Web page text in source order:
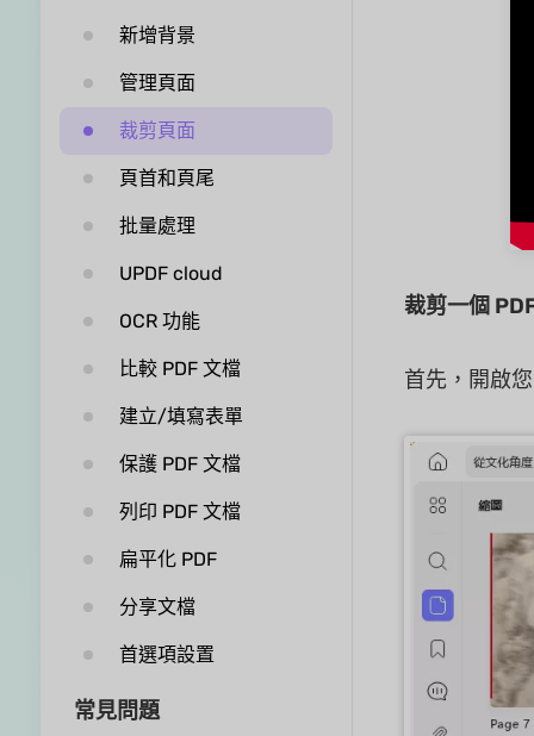
新增背景
管理頁面
裁剪頁面
頁首和頁尾
批量處理
UPDF cloud
OCR 功能
比較 PDF 文檔
建立/填寫表單
保護 PDF 文檔
列印 PDF 文檔
扁平化 PDF
分享文檔
首選項設置
常見問題
裁剪一個
首先，開啟